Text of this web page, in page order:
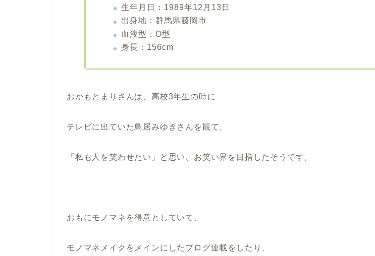
生年月日：1989年12月13日
出身地：群馬県藤岡市
血液型：O型
身長：156cm
おかもとまりさんは、高校3年生の時に
テレビに出ていた鳥居みゆきさんを観て、
「私も人を笑わせたい」と思い、お笑い界を目指したそうです。
おもにモノマネを得意としていて、
モノマネメイクをメインにしたブログ連載をしたり、